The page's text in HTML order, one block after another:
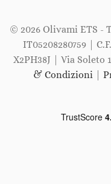
© 2026 Olivami ETS
IT05208280759 |
X2PH38J | Via Soleto
& Condizioni|